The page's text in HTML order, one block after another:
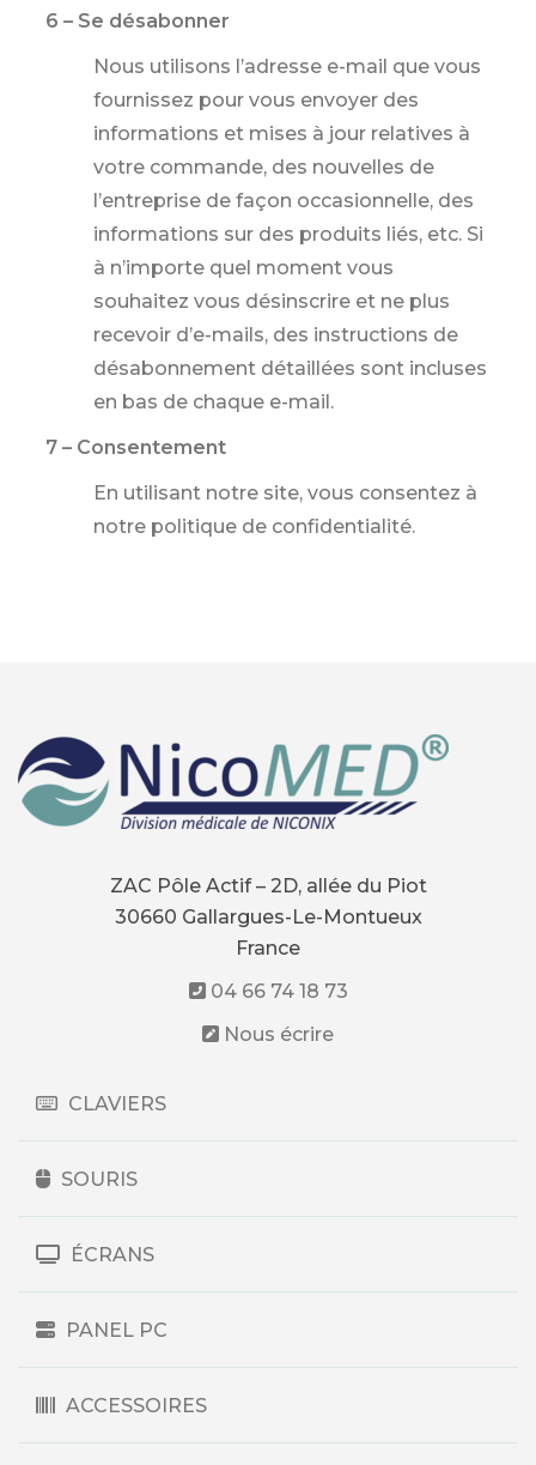
6 – Se désabonner
Nous utilisons l’adresse e-mail que vous
fournissez pour vous envoyer des
informations et mises à jour relatives à
votre commande, des nouvelles de
l’entreprise de façon occasionnelle, des
informations sur des produits liés, etc. Si
à n’importe quel moment vous
souhaitez vous désinscrire et ne plus
recevoir d’e-mails, des instructions de
désabonnement détaillées sont incluses
en bas de chaque e-mail.
7 – Consentement
En utilisant notre site, vous consentez à
notre politique de confidentialité.
ZAC Pôle Actif – 2D, allée du Piot
30660 Gallargues-Le-Montueux
France
04 66 74 18 73
Nous écrire
CLAVIERS
SOURIS
ÉCRANS
PANEL PC
ACCESSOIRES